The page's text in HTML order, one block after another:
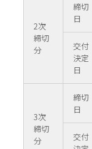
2次
締切
分
締切
日
交付
決定
日
3次
締切
分
締切
日
交付